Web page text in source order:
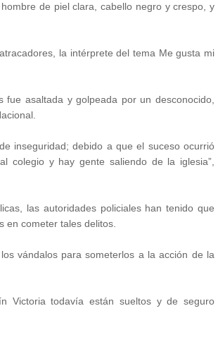
de piel clara, cabello negro y crespo, y
la intérprete del tema Me gusta mi
asaltada y golpeada por un desconocido,
inseguridad; debido a que el suceso ocurrió
y hay gente saliendo de la iglesia”,
las autoridades policiales han tenido que
en cometer tales delitos.
vándalos para someterlos a la acción de la
Victoria todavía están sueltos y de seguro